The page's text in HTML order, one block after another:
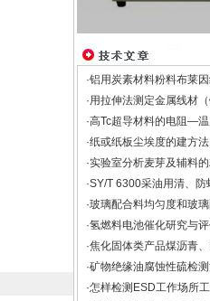
·纸或纸板尘埃度的建方法